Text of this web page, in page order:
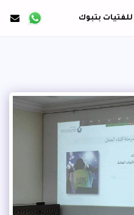
بتبوك